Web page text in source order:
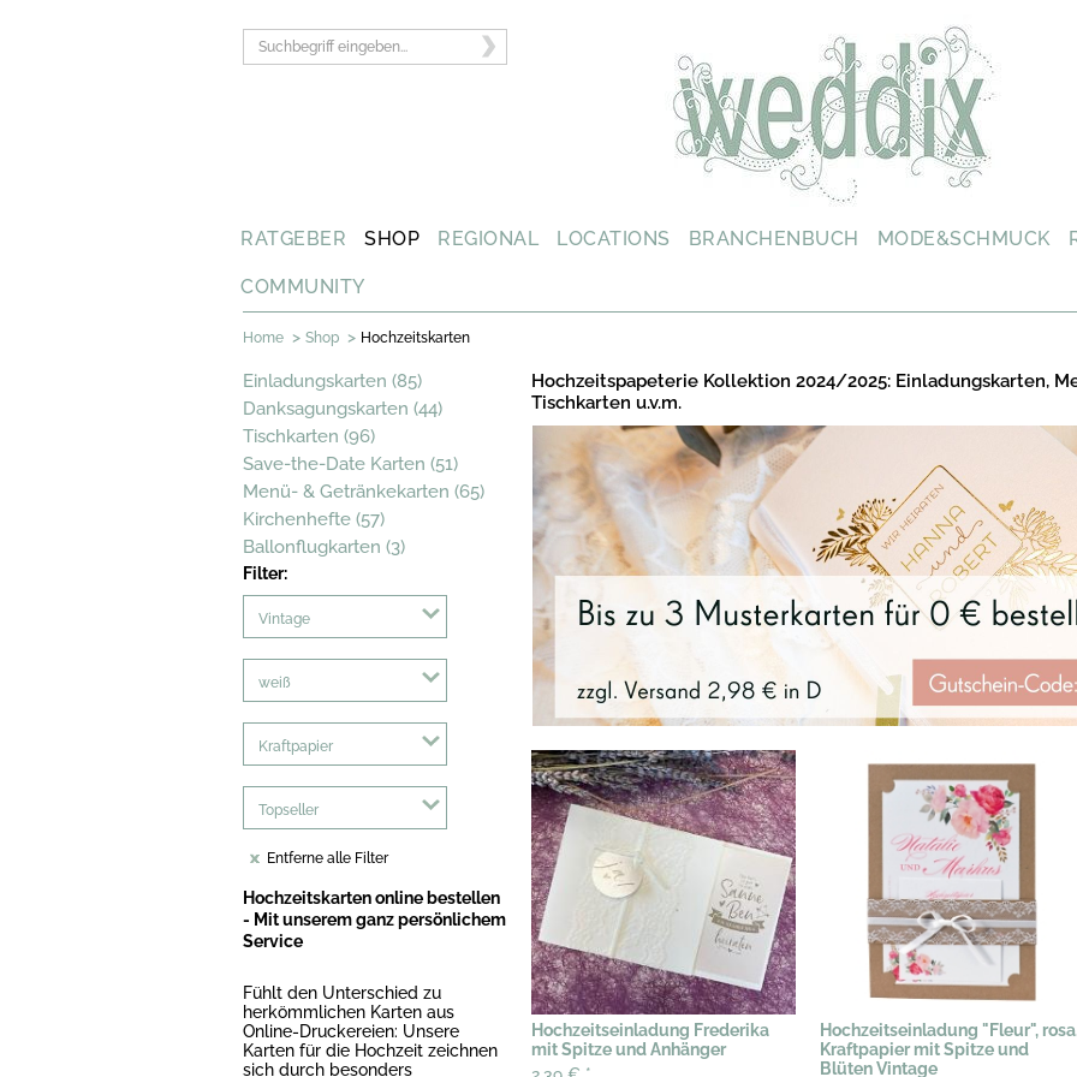
RATGEBER SHOP REGIONAL LOCATIONS BRANCHENBUCH MODE&SCHMUCK
COMMUNITY
Home > Shop > Hochzeitskarten
Einladungskarten (85)
Danksagungskarten (44)
Tischkarten (96)
Save-the-Date Karten (51)
Menü- & Getränkekarten (65)
Kirchenhefte (57)
Ballonflugkarten (3)
Filter:
Vintage
weiß
Kraftpapier
Topseller
Entferne alle Filter
Hochzeitskarten online bestellen
- Mit unserem ganz persönlichem
Service
Fühlt den Unterschied zu
herkömmlichen Karten aus
Online-Druckereien: Unsere
Karten für die Hochzeit zeichnen
sich durch besonders
Hochzeitspapeterie Kollektion 2024/2025: Einladungskarten,
Tischkarten u.v.m.
Hochzeitseinladung Frederika
mit Spitze und Anhänger
Hochzeitseinladung "Fleur",
Kraftpapier mit Spitze und
Blüten Vintage